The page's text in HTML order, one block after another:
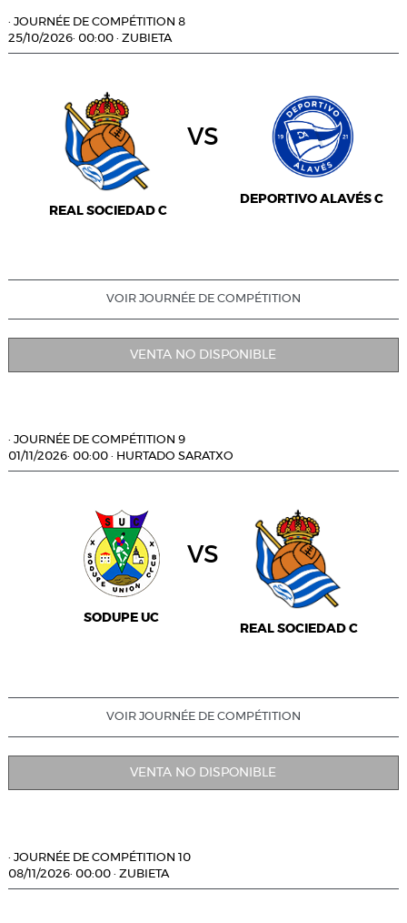
· JOURNÉE DE COMPÉTITION 8
25/10/2026· 00:00 · ZUBIETA
REAL SOCIEDAD C
vs
DEPORTIVO ALAVÉS C
VOIR JOURNÉE DE COMPÉTITION
VENTA NO DISPONIBLE
· JOURNÉE DE COMPÉTITION 9
01/11/2026· 00:00 · HURTADO SARATXO
SODUPE UC
vs
REAL SOCIEDAD C
VOIR JOURNÉE DE COMPÉTITION
VENTA NO DISPONIBLE
· JOURNÉE DE COMPÉTITION 10
08/11/2026· 00:00 · ZUBIETA